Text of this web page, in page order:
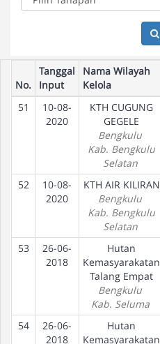
No.
Tanggal
Input
Nama Wilayah
Kelola
51
10-08-
2020
KTH CUGUNG
GEGELE
Bengkulu
Kab. Bengkulu
Selatan
52
10-08-
2020
KTH AIR KILIRAN
Bengkulu
Kab. Bengkulu
Selatan
53
26-06-
2018
Hutan
Kemasyarakatan
Talang Empat
Bengkulu
Kab. Seluma
54
26-06-
2018
Hutan
Kemasyarakatan